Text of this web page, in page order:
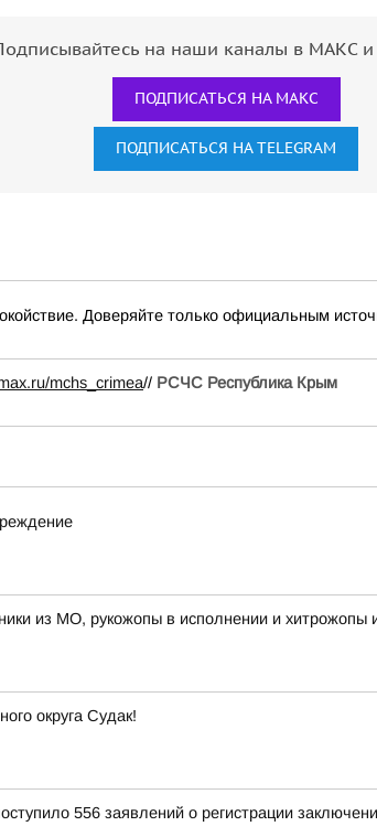
на наши каналы в МАКС и
ПОДПИСАТЬСЯ НА МАКС
ПОДПИСАТЬСЯ НА TELEGRAM
Доверяйте только официальным
mchs_crimea// РСЧС Республика Крым
из МО, рукожопы в исполнении и хитрожопы
округа Судак!
556 заявлений о регистрации